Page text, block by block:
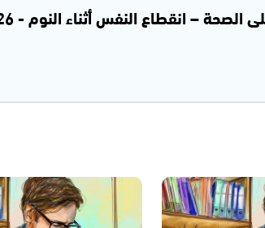
– انقطاع النفس أثناء النوم - 24.01.2026